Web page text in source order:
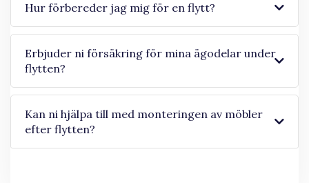
Hur förbereder jag mig för en flytt?
Erbjuder ni försäkring för mina ägodelar under
flytten?
Kan ni hjälpa till med monteringen av möbler
efter flytten?